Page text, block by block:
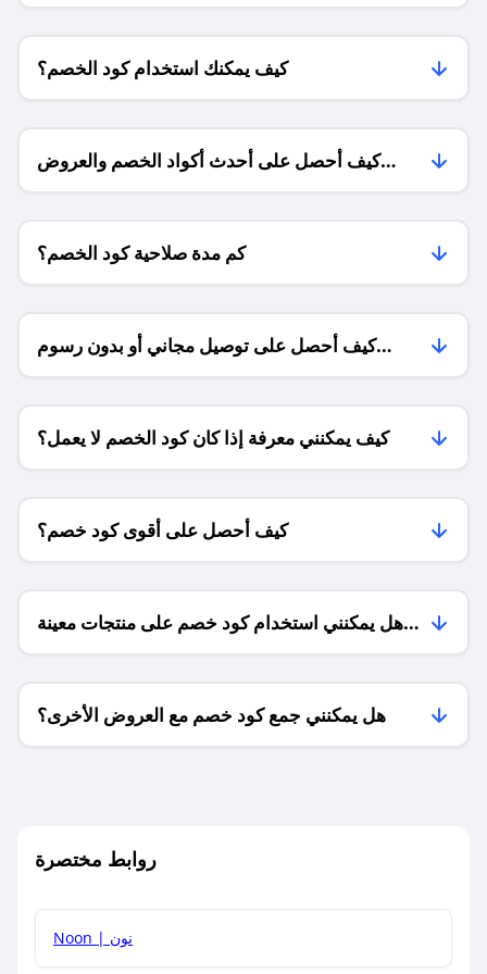
كيف يمكنك استخدام كود الخصم؟
كيف أحصل على أحدث أكواد الخصم والعروض
للمتاجر؟
كم مدة صلاحية كود الخصم؟
كيف أحصل على توصيل مجاني أو بدون رسوم
الشحن ؟
كيف يمكنني معرفة إذا كان كود الخصم لا يعمل؟
كيف أحصل على أقوى كود خصم؟
هل يمكنني استخدام كود خصم على منتجات معينة
فقط؟
هل يمكنني جمع كود خصم مع العروض الأخرى؟
روابط مختصرة
Noon | نون